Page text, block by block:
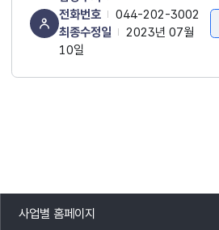
전화번호
044-202-3002
최종수정일
2023년 07월
10일
사업별 홈페이지
목록